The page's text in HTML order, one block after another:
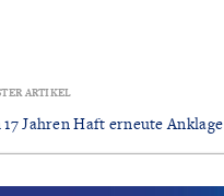
ARTIKEL
17 Jahren Haft erneute Anklage